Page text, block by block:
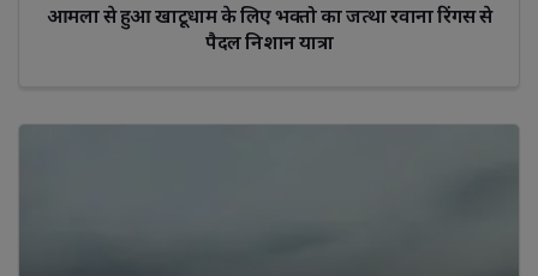
आमला से हुआ खाटूधाम के लिए भक्तो का जत्था रवाना रिंगस से
पैदल निशान यात्रा